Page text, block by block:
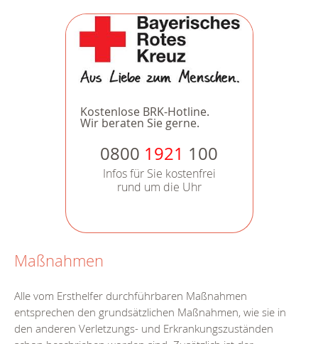
Kostenlose BRK-Hotline.
Wir beraten Sie gerne.
0800 1921 100
Infos für Sie kostenfrei
rund um die Uhr
Maßnahmen
Alle vom Ersthelfer durchführbaren Maßnahmen
entsprechen den grundsätzlichen Maßnahmen, wie sie in
den anderen Verletzungs- und Erkrankungszuständen